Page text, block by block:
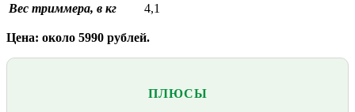
Вес триммера, в кг
4,1
Цена: около 5990 рублей.
ПЛЮСЫ